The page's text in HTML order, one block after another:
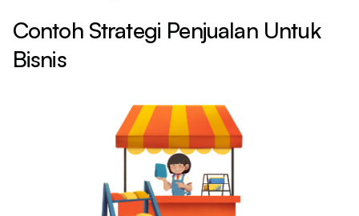
Contoh Strategi Penjualan Untuk
Bisnis